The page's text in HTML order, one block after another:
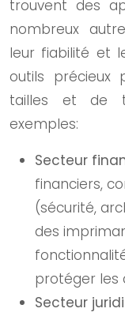
trouvent des
nombreux
leur fiabilité et
outils précieux
tailles et de
exemples:
Secteur
financiers,
(sécurité,
des
protéger les
Secteur